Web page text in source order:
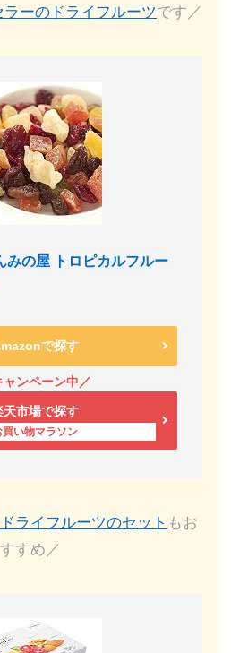
ーのドライフルーツです／
みの屋 トロピカルフルー
で探す
天市場で探す
ライフルーツのセット もお
すすめ／